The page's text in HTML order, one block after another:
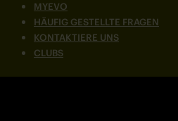
MYEVO
HÄUFIG GESTELLTE FRAGEN
KONTAKTIERE UNS
CLUBS